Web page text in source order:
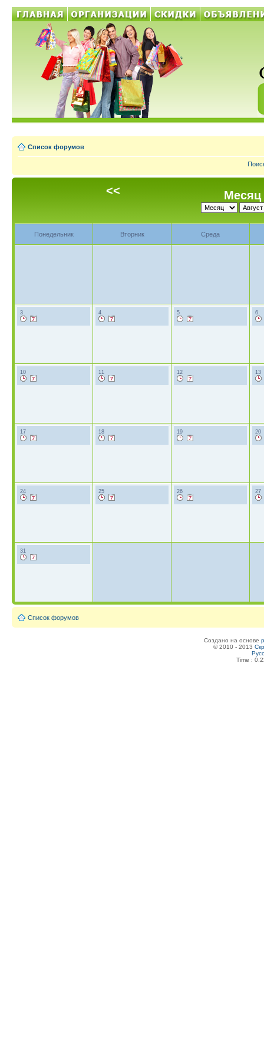
Список форумов
<< Месяц
Понедельник Вторник Среда
3 4 5 6
10 11 12 13
17 18 19 20
24 25 26 27
31
Список форумов
Создано на основе
© 2010 - 2013
Time :